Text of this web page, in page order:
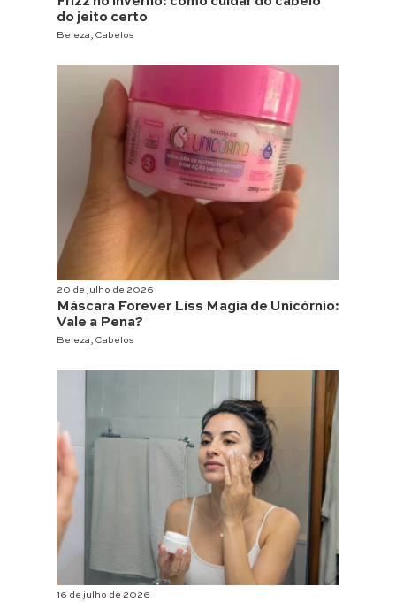
do jeito certo
Beleza , Cabelos
20 de julho de 2026
Máscara Forever Liss Magia de Unicórnio:
Vale a Pena?
Beleza , Cabelos
16 de julho de 2026